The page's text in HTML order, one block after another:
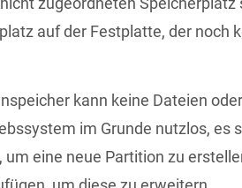
auf der Festplatte, der noch
kann keine Dateien
im Grunde nutzlos, es
eine neue Partition zu